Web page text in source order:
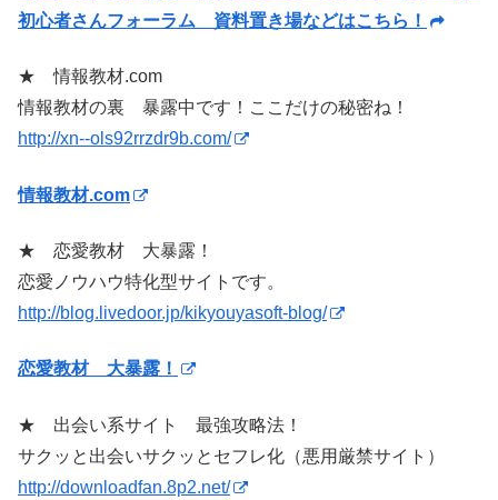
初心者さんフォーラム 資料置き場などはこちら！
★ 情報教材.com
情報教材の裏 暴露中です！ここだけの秘密ね！
http://xn--ols92rrzdr9b.com/
情報教材.com
★ 恋愛教材 大暴露！
恋愛ノウハウ特化型サイトです。
http://blog.livedoor.jp/kikyouyasoft-blog/
恋愛教材 大暴露！
★ 出会い系サイト 最強攻略法！
サクッと出会いサクッとセフレ化（悪用厳禁サイト）
http://downloadfan.8p2.net/